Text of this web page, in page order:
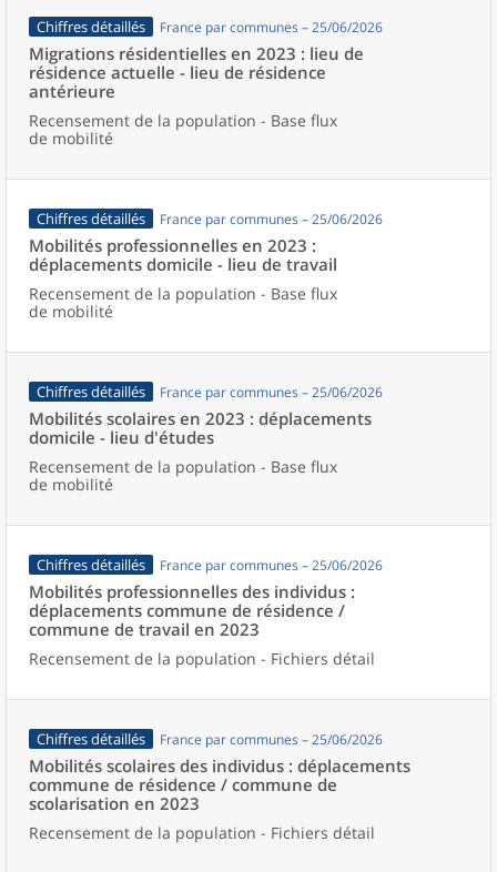
Chiffres détaillés France par communes – 25/06/2026
Migrations résidentielles en 2023 : lieu de
résidence actuelle - lieu de résidence
antérieure
Recensement de la population - Base flux
de mobilité
Chiffres détaillés France par communes – 25/06/2026
Mobilités professionnelles en 2023 :
déplacements domicile - lieu de travail
Recensement de la population - Base flux
de mobilité
Chiffres détaillés France par communes – 25/06/2026
Mobilités scolaires en 2023 : déplacements
domicile - lieu d'études
Recensement de la population - Base flux
de mobilité
Chiffres détaillés France par communes – 25/06/2026
Mobilités professionnelles des individus :
déplacements commune de résidence /
commune de travail en 2023
Recensement de la population - Fichiers détail
Chiffres détaillés France par communes – 25/06/2026
Mobilités scolaires des individus : déplacements
commune de résidence / commune de
scolarisation en 2023
Recensement de la population - Fichiers détail